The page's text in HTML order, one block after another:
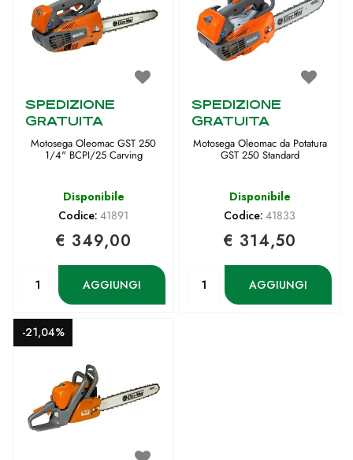
SPEDIZIONE
GRATUITA
Motosega Oleomac GST 250
1/4" BCPI/25 Carving
Disponibile
Codice: 41891
€ 349,00
AGGIUNGI
SPEDIZIONE
GRATUITA
Motosega Oleomac da Potatura
GST 250 Standard
Disponibile
Codice: 41833
€ 314,50
AGGIUNGI
-21,04%